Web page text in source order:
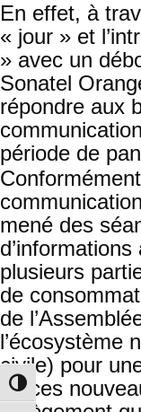
Toggle High Contrast
En effet, à
« jour » et
» avec un
Sonatel
répondre aux
période de
mené des
plusieurs
de
de
l’écosystème
civile) pour
de ces